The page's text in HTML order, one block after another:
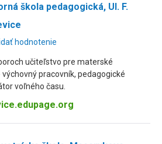
škola pedagogická, Ul. F.
hodnotenie
učiteľstvo pre materské
výchovný pracovník, pedagogické
voľného času.